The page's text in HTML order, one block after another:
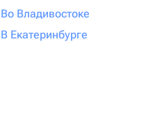
Во Владивостоке
В Екатеринбурге